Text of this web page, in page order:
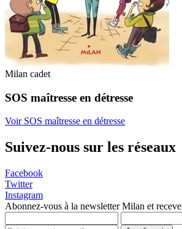
Milan cadet
SOS maîtresse en détresse
Voir SOS maîtresse en détresse
Suivez-nous sur les réseaux
Facebook
Twitter
Instagram
Abonnez-vous à la newsletter Milan et